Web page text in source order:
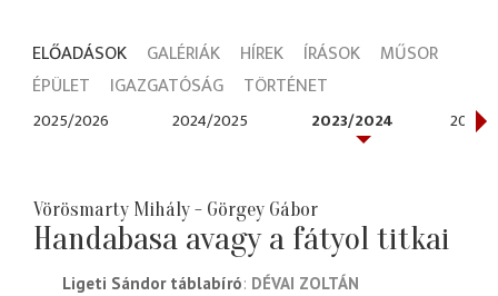
ELŐADÁSOK GALÉRIÁK HÍREK ÍRÁSOK
MŰSOR
ÉPÜLET
IGAZGATÓSÁG TÖRTÉNET
2025/2026 2024/2025 2023/2024 2022/
Vörösmarty Mihály - Görgey Gábor
Handabasa avagy a fátyol titkai
Ligeti Sándor táblabíró DÉVAI ZOLTÁN